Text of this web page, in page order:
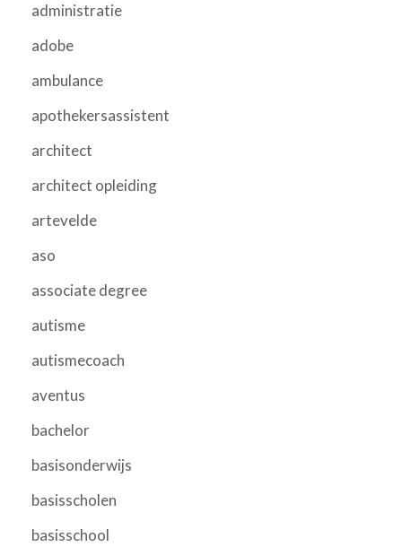
administratie
adobe
ambulance
apothekersassistent
architect
architect opleiding
artevelde
aso
associate degree
autisme
autismecoach
aventus
bachelor
basisonderwijs
basisscholen
basisschool